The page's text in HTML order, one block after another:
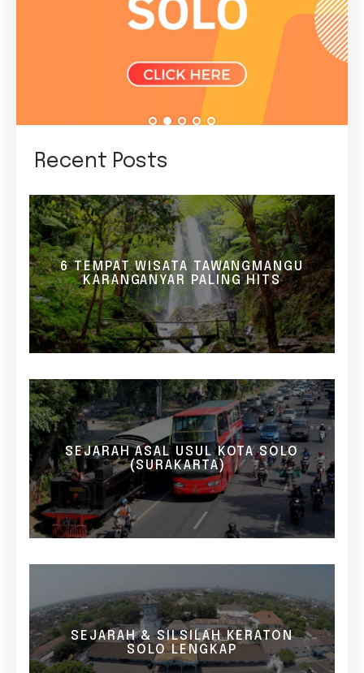
Recent Posts
6 TEMPAT WISATA TAWANGMANGU
KARANGANYAR PALING HITS
SEJARAH ASAL USUL KOTA SOLO
(SURAKARTA)
SEJARAH & SILSILAH KERATON
SOLO LENGKAP